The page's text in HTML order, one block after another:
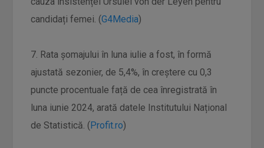
candidați femei. (G4Media)
7. Rata șomajului în luna iulie a fost, în formă
ajustată sezonier, de 5,4%, în creștere cu 0,3
puncte procentuale față de cea înregistrată în
luna iunie 2024, arată datele Institutului Național
de Statistică. (Profit.ro)